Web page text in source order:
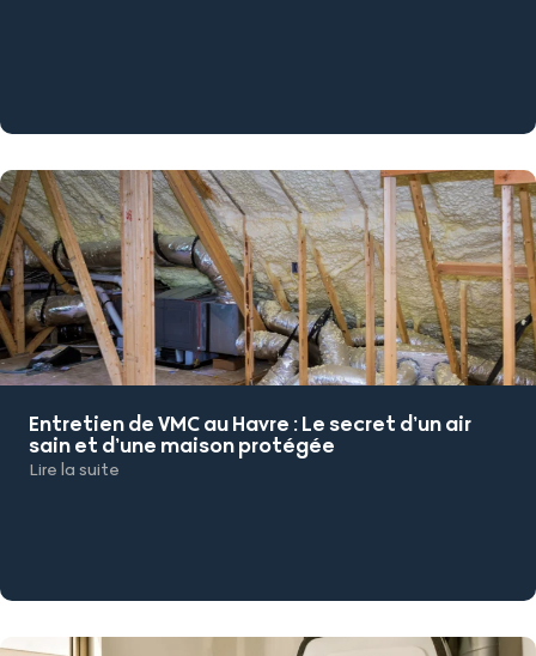
Entretien de VMC au Havre : Le secret d’un air
sain et d’une maison protégée
Lire la suite